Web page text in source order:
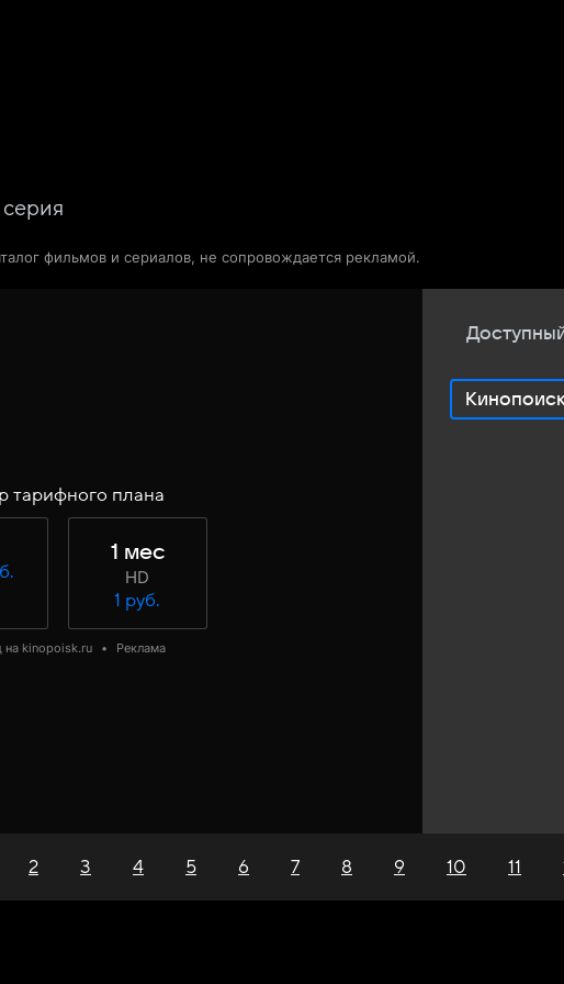
серия
фильмов и сериалов, не сопровождается рекламой.
тарифного плана
1 мес
HD
1 руб.
на kinopoisk.ru • Реклама
2 3 4 5 6 7 8 9 10 11